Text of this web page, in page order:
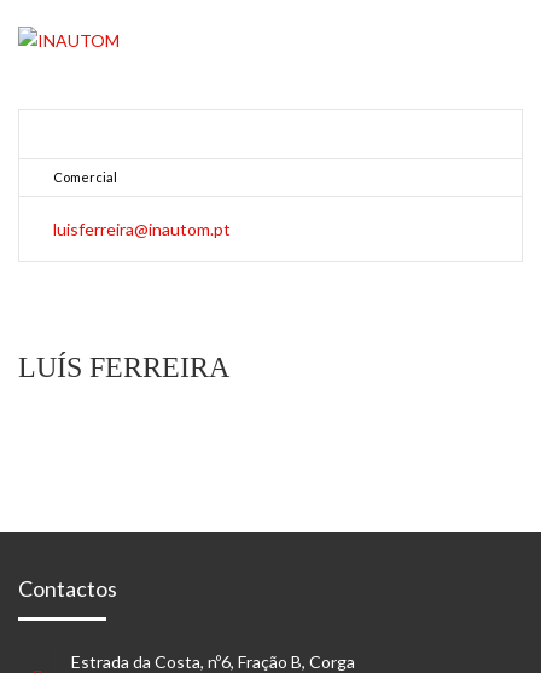
Comercial
luisferreira@inautom.pt
LUÍS FERREIRA
Contactos
Estrada da Costa, nº6, Fração B, Corga